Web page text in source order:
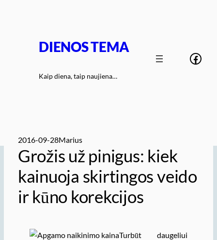
DIENOS TEMA
Kaip diena, taip naujiena…
2016-09-28Marius
Grožis už pinigus: kiek
kainuoja skirtingos veido
ir kūno korekcijos
Turbūt daugeliui